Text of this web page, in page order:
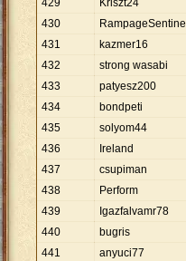
429
Kriszt24
430
RampageSentinel
431
kazmer16
432
strong wasabi
433
patyesz200
434
bondpeti
435
solyom44
436
Ireland
437
csupiman
438
Perform
439
Igazfalvamr78
440
bugris
441
anyuci77